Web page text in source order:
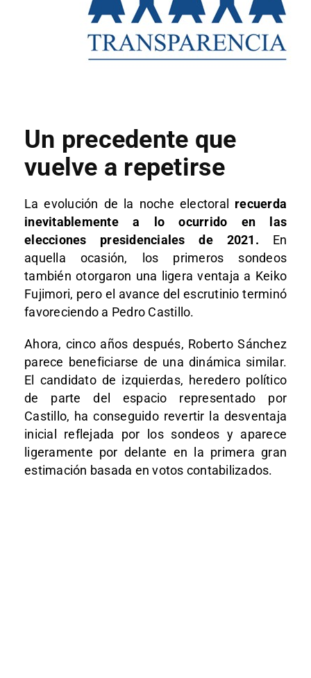
Un precedente que
vuelve a repetirse
La evolución de la noche electoral
recuerda
inevitablemente a lo ocurrido en las
elecciones presidenciales de 2021. En
aquella ocasión, los primeros sondeos
también otorgaron una ligera ventaja a Keiko
Fujimori, pero el avance del escrutinio terminó
favoreciendo a Pedro Castillo.
Ahora, cinco años después, Roberto Sánchez
parece beneficiarse de una dinámica similar.
El candidato de izquierdas, heredero político
de parte del espacio representado por
Castillo, ha conseguido revertir la desventaja
inicial reflejada por los sondeos y aparece
ligeramente por delante en la primera gran
estimación basada en votos contabilizados.